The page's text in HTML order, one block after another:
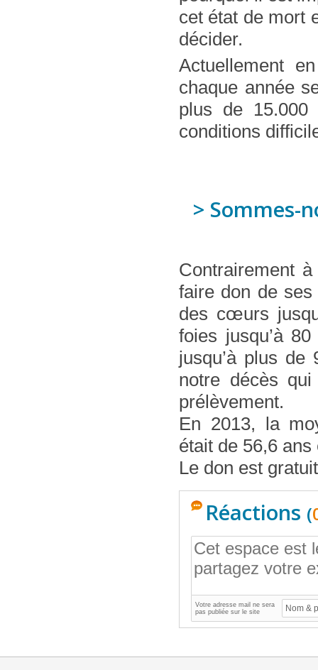
cet état de mort
décider.
Actuellement
chaque année
plus de
conditions
> Sommes-
Contrairement
faire don de
des cœurs
foies jusqu’à
jusqu’à plus de
notre décès
prélèvement.
En 2013, la
était de 56,6 ans
Le don est
Réactions (
Votre adresse mail ne sera
pas publiée sur le site